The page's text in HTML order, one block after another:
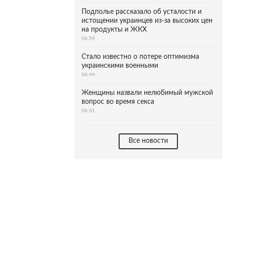
Подполье рассказало об усталости и
истощении украинцев из-за высоких цен
на продукты и ЖКХ
06:59
Стало известно о потере оптимизма
украинскими военными
06:44
Женщины назвали нелюбимый мужской
вопрос во время секса
06:31
Все новости